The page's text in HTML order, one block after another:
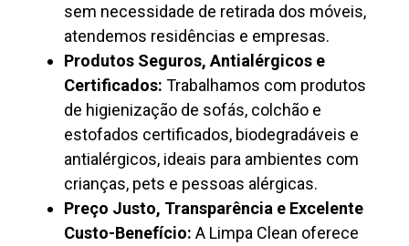
sem necessidade de retirada dos móveis,
atendemos residências e empresas.
Produtos Seguros, Antialérgicos e
Certificados: Trabalhamos com produtos
de higienização de sofás, colchão e
estofados certificados, biodegradáveis e
antialérgicos, ideais para ambientes com
crianças, pets e pessoas alérgicas.
Preço Justo, Transparência e Excelente
Custo-Benefício: A Limpa Clean oferece